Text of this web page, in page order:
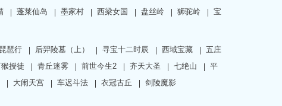
蓬莱仙岛 墨家村 西梁女国 盘丝岭 狮驼岭
宝
琶行 后羿陵墓（上） 寻宝十二时辰 西域宝藏
五庄
授徒 青丘迷雾 前世今生2 齐天大圣 七绝山
平
大闹天宫 车迟斗法 衣冠古丘 剑陵魔影